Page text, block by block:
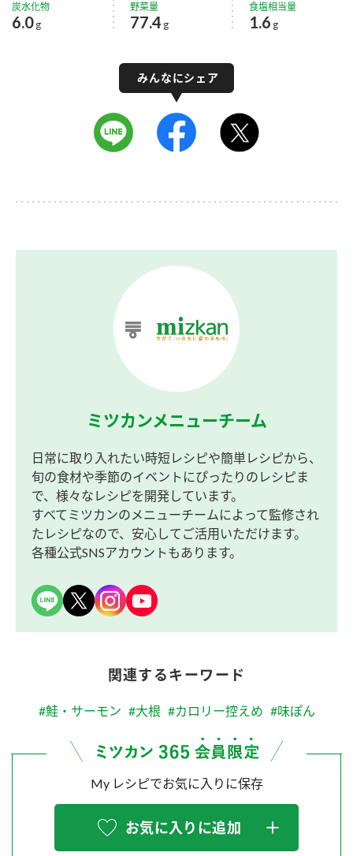
炭水化物
6.0g
野菜量
77.4 g
食塩相当量
1.6 g
ミツカンメニューチーム
日常に取り入れたい時短レシピや簡単レシピから、
旬の食材や季節のイベントにぴったりのレシピま
で、様々なレシピを開発しています。
すべてミツカンのメニューチームによって監修され
たレシピなので、安心してご活用いただけます。
各種公式SNSアカウントもあります。
関連するキーワード
#鮭・サーモン #大根 #カロリー控えめ #味ぽん
My レシピでお気に入りに保存
お気に入りに追加